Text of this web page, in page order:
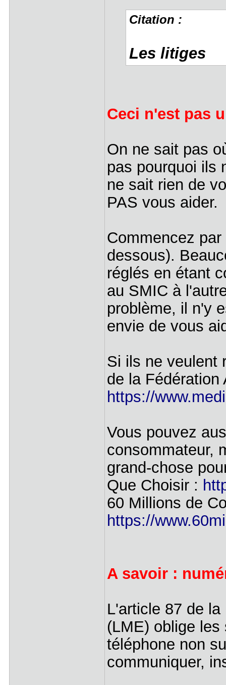
Citation :
Les litiges
Ceci n'est pas
On ne sait pas
pas pourquoi ils
ne sait rien de
PAS vous aider.
Commencez
dessous).
réglés en étant
au SMIC à
problème, il n'y
envie de vous
Si ils ne veulent
de la Fédération
https://
Vous pouvez
consommateur,
grand-chose
Que Choisir :
60 Millions de
https://
A savoir :
L'article 87 de
(LME) oblige
téléphone non
communiquer,